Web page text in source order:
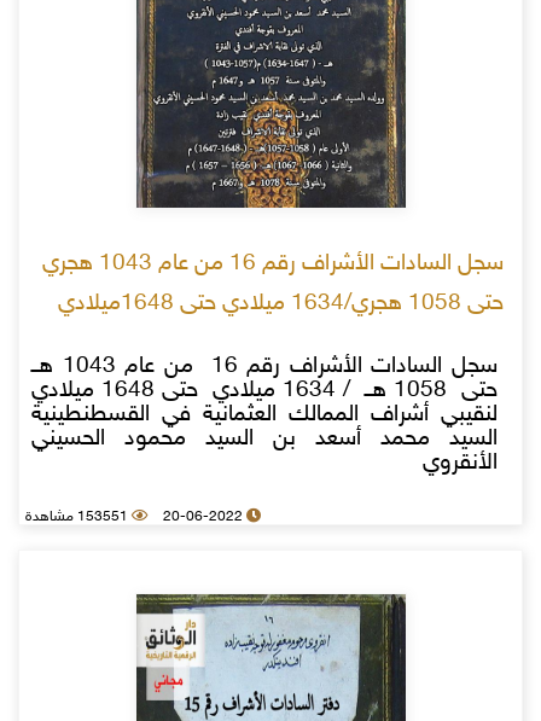
سجل السادات الأشراف رقم 16 من عام 1043 هجري
حتى 1058 هجري/1634 ميلادي حتى 1648ميلادي
سجل السادات الأشراف رقم 16 من عام 1043 هــ
حتى 1058 هــ / 1634 ميلادي حتى 1648 ميلادي
لنقيبي أشراف الممالك العثمانية في القسطنطينية
السيد محمد أسعد بن السيد محمود الحسيني
الأنقروي
20-06-2022 153551 مشاهدة